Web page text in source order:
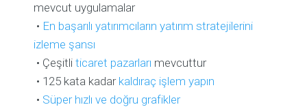
mevcut uygulamalar
• En başarılı yatırımcıların yatırım stratejilerini
izleme şansı
• Çeşitli ticaret pazarları mevcuttur
• 125 kata kadar kaldıraç işlem yapın
• Süper hızlı ve doğru grafikler